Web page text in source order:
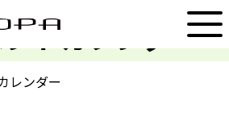
トカレンダー
EVENT
レンダー